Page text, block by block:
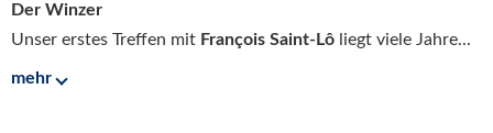
Der Winzer
Unser erstes Treffen mit François Saint-Lô liegt viele Jahre...
mehr